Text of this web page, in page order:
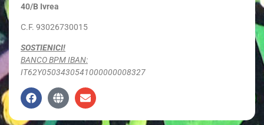
40/B Ivrea
C.F. 93026730015
SOSTIENICI!
BANCO BPM IBAN:
IT62Y0503430541000000008327